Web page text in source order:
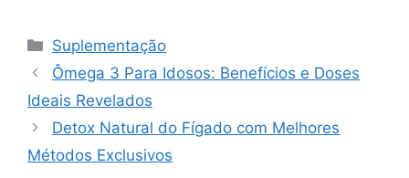
Categorias
Suplementação
Ômega 3 Para Idosos: Benefícios e Doses
Ideais Revelados
Detox Natural do Fígado com Melhores
Métodos Exclusivos